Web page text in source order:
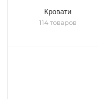
Кровати
114 товаров